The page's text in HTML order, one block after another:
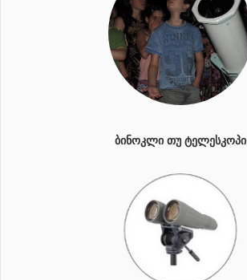
ᲑᲘᲜᲝᲙᲚᲘ ᲗᲣ ᲢᲔᲚᲔᲡᲙᲝᲞᲘ